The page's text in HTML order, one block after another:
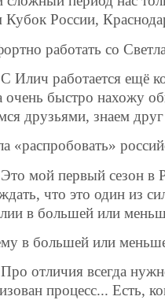
Кубок России,
работать со
Илич работается ещё
очень быстро нахожу
друзьями, знаем
«распробовать»
мой первый сезон в
что это один из
в большей или
в большей или
отличия всегда
процесс... Есть,